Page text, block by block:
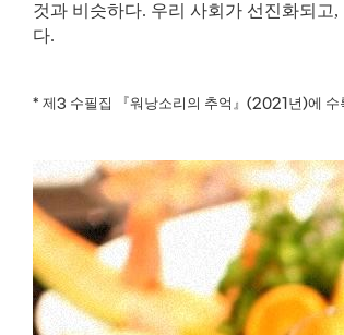
것과 비슷하다. 우리 사회가 선진화되고,
다.
*제3 수필집 『워낭소리의 추억 』(2021 년)에 수